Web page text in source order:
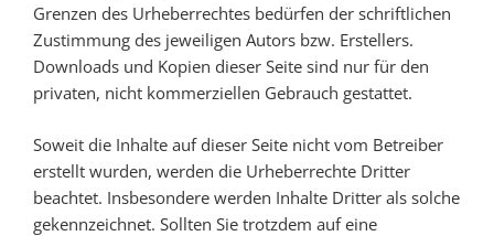
Grenzen des Urheberrechtes bedürfen der schriftlichen
Zustimmung des jeweiligen Autors bzw. Erstellers.
Downloads und Kopien dieser Seite sind nur für den
privaten, nicht kommerziellen Gebrauch gestattet.
Soweit die Inhalte auf dieser Seite nicht vom Betreiber
erstellt wurden, werden die Urheberrechte Dritter
beachtet. Insbesondere werden Inhalte Dritter als solche
gekennzeichnet. Sollten Sie trotzdem auf eine